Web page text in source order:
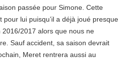
passée pour Simone. Cette
lui puisqu’il a déjà joué presque
2016/2017 alors que nous ne
Sauf accident, sa saison devrait
Meret rentrera aussi au